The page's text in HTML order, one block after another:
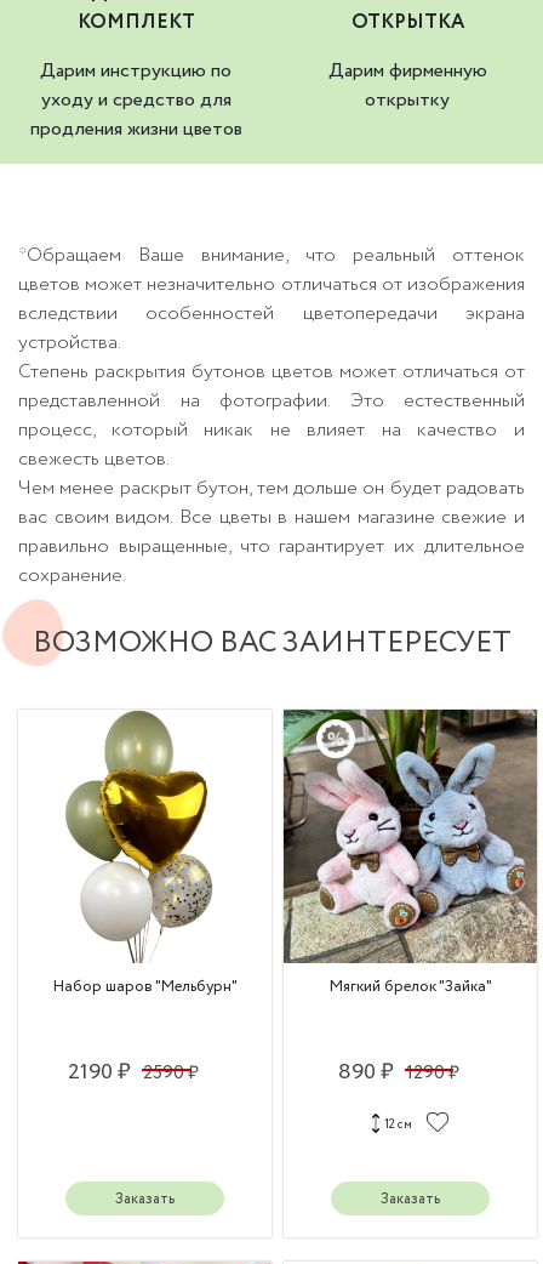
КОМПЛЕКТ
Дарим инструкцию по
уходу и средство для
продления жизни цветов
ОТКРЫТКА
Дарим фирменную
открытку
*Обращаем Ваше внимание, что реальный оттенок
цветов может незначительно отличаться от изображения
вследствии особенностей цветопередачи экрана
устройства.
Степень раскрытия бутонов цветов может отличаться от
представленной на фотографии. Это естественный
процесс, который никак не влияет на качество и
свежесть цветов.
Чем менее раскрыт бутон, тем дольше он будет радовать
вас своим видом. Все цветы в нашем магазине свежие и
правильно выращенные, что гарантирует их длительное
сохранение.
ВОЗМОЖНО ВАС ЗАИНТЕРЕСУЕТ
Набор шаров "Мельбурн"
2190 ₽ 2590 ₽
Заказать
Мягкий брелок "Зайка"
890 ₽ 1290 ₽
12 см
Заказать